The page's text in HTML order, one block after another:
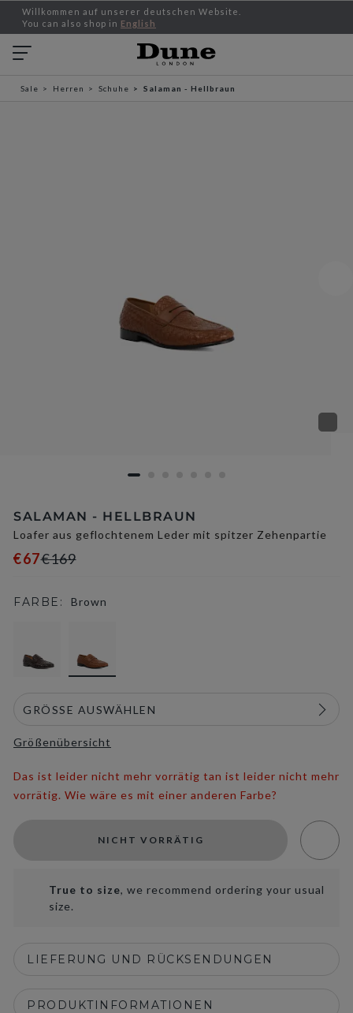
Willkommen auf unserer deutschen Website.
You can also shop in English
Sale Herren Schuhe Salaman - Hellbraun
SALAMAN - HELLBRAUN
Loafer aus geflochtenem Leder mit spitzer Zehenpartie
€67€169
FARBE: Brown
Größenübersicht
Das ist leider nicht mehr vorrätig tan ist leider nicht mehr
vorrätig. Wie wäre es mit einer anderen Farbe?
NICHT VORRÄTIG
True to size, we recommend ordering your usual
size.
LIEFERUNG UND RÜCKSENDUNGEN
PRODUKTINFORMATIONEN